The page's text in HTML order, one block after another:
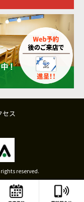
セス
rights reserved.